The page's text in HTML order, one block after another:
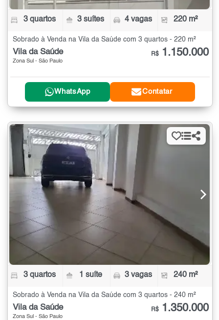
3 quartos 3 suítes 4 vagas 220 m²
Sobrado à Venda na Vila da Saúde com 3 quartos - 220 m²
Vila da Saúde
Zona Sul - São Paulo
R$ 1.150.000
WhatsApp Contatar
3 quartos 1 suíte 3 vagas 240 m²
Sobrado à Venda na Vila da Saúde com 3 quartos - 240 m²
Vila da Saúde
Zona Sul - São Paulo
R$ 1.350.000